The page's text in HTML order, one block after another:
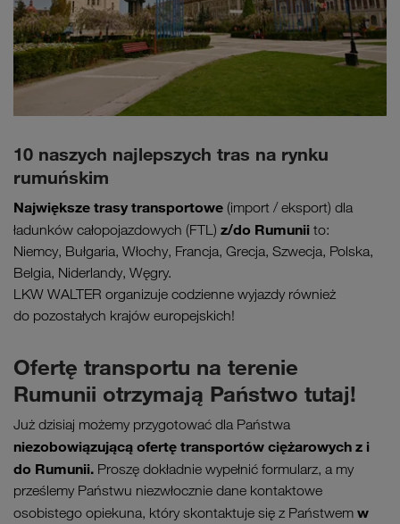
10 naszych najlepszych tras na rynku
rumuńskim
Największe trasy transportowe (import / eksport) dla
ładunków całopojazdowych (FTL) z/do Rumunii to:
Niemcy, Bułgaria, Włochy, Francja, Grecja, Szwecja, Polska,
Belgia, Niderlandy, Węgry.
LKW WALTER organizuje codzienne wyjazdy również
do pozostałych krajów europejskich!
Ofertę transportu na terenie
Rumunii otrzymają Państwo tutaj!
Już dzisiaj możemy przygotować dla Państwa
niezobowiązującą ofertę transportów ciężarowych z i
do Rumunii. Proszę dokładnie wypełnić formularz, a my
prześlemy Państwu niezwłocznie dane kontaktowe
osobistego opiekuna, który skontaktuje się z Państwem w